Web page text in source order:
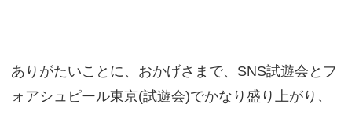
ありがたいことに、おかげさまで、SNS試遊会とフ
ォアシュピール東京(試遊会)でかなり盛り上がり、